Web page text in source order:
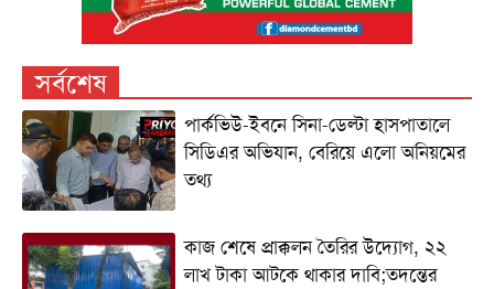
সর্বশেষ
পার্কভিউ-ইবনে সিনা-ডেল্টা হাসপাতালে
সিডিএর অভিযান, বেরিয়ে এলো অনিয়মের
তথ্য
কাজ শেষে প্রাক্কলন তৈরির উদ্যোগ, ২২
লাখ টাকা আটকে থাকার দাবি;তদন্তের